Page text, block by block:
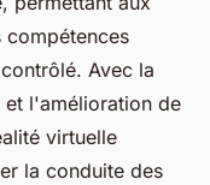
Avec la
l'amélioration de
virtuelle
la conduite des